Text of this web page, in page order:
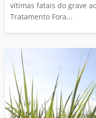
vítimas fatais do grave
Tratamento Fora...